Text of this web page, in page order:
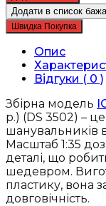
ICM
-
Группа
армії
«Центр»
(літо
1941
р.)
(DS
3502)
кількість
Додати в список
Швидка Покупка
Опис
Відгуки ( 0 )
Збірна модель
р.) (DS 3502) –
шанувальників
Масштаб 1:35
деталі, що
шедевром.
пластику, вона
довговічність.